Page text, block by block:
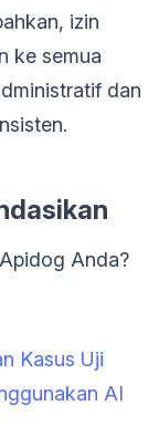
izin
ke semua
dan
Anda?
Kasus Uji
AI